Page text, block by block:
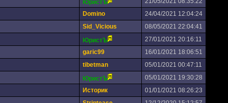
ЮристЪ
Domino
24/04/2021 12:04:24
Sid_Vicious
08/05/2021 22:04:41
ЮристЪ
27/01/2021 20:16:11
garic99
16/01/2021 18:06:51
tibetman
05/01/2021 00:47:11
ЮристЪ
05/01/2021 19:30:28
Историк
01/01/2021 08:26:23